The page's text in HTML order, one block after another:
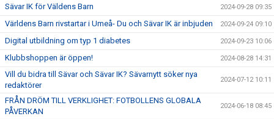
Sävar IK för Väldens Barn 2024-09-28 09:35
Världens Barn rivstartar i Umeå- Du och Sävar IK är inbjuden 2024-09-24 09:10
Digital utbildning om typ 1 diabetes 2024-09-23 10:06
Klubbshoppen är öppen! 2024-08-28 14:31
Vill du bidra till Sävar och Sävar IK? Sävarnytt söker nya
redaktörer
2024-07-12 10:11
FRÅN DRÖM TILL VERKLIGHET: FOTBOLLENS GLOBALA
PÅVERKAN
2024-06-18 08:45